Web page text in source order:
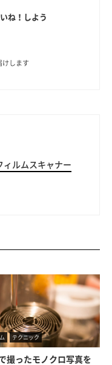
ね！しよう
けします
ィルムスキャナー
テクニック
撮ったモノクロ写真を